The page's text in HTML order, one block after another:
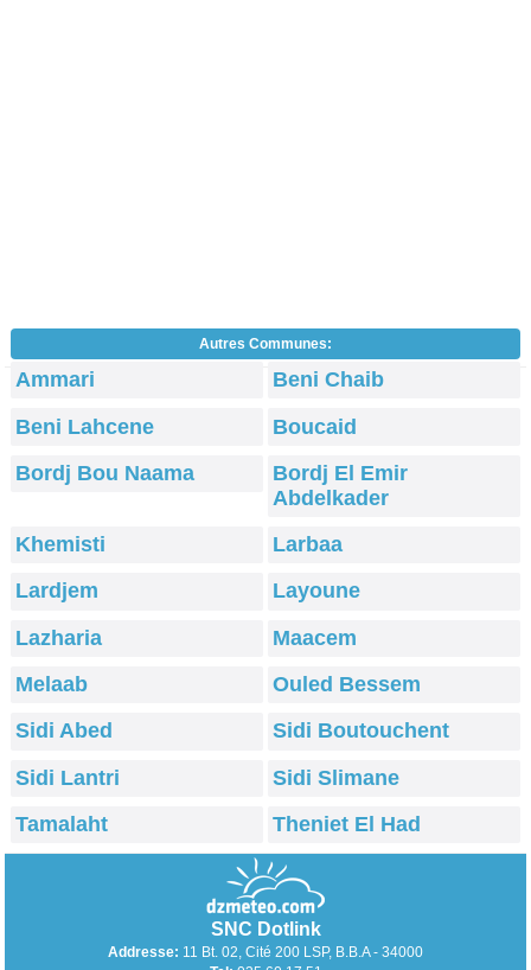
Autres Communes:
Ammari
Beni Chaib
Beni Lahcene
Boucaid
Bordj Bou Naama
Bordj El Emir
Abdelkader
Khemisti
Larbaa
Lardjem
Layoune
Lazharia
Maacem
Melaab
Ouled Bessem
Sidi Abed
Sidi Boutouchent
Sidi Lantri
Sidi Slimane
Tamalaht
Theniet El Had
SNC Dotlink
Addresse: 11 Bt. 02, Cité 200 LSP, B.B.A - 34000